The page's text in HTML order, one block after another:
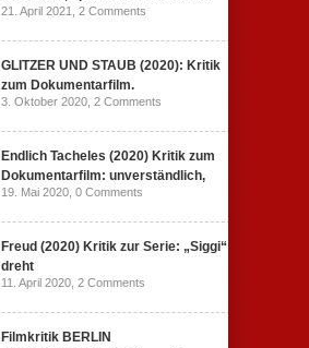
21. April 2021, 2 Comments
GLITZER UND STAUB (2020): Kritik
zum Dokumentarfilm.
3. Oktober 2020, 2 Comments
Endlich Tacheles (2020) Kritik zum
Dokumentarfilm: unverständlich,
19. Mai 2020, 0 Comments
Freud (2020) Kritik zur Serie: „Siggi“
dreht
11. April 2020, 2 Comments
Filmkritik BERLIN